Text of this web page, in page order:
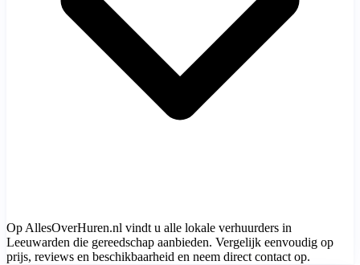
Op AllesOverHuren.nl vindt u alle lokale verhuurders in
Leeuwarden die gereedschap aanbieden. Vergelijk eenvoudig op
prijs, reviews en beschikbaarheid en neem direct contact op.